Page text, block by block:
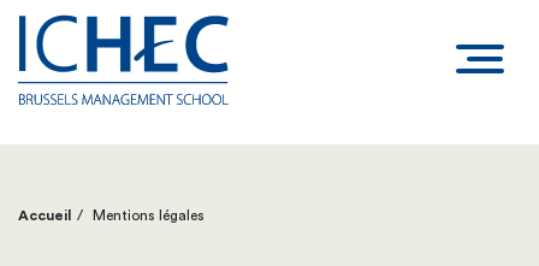
Fil
Accueil Mentions légales